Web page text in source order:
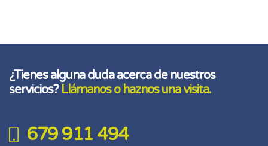
¿Tienes alguna duda acerca de nuestros
servicios? Llámanos o haznos una visita.
679 911 494